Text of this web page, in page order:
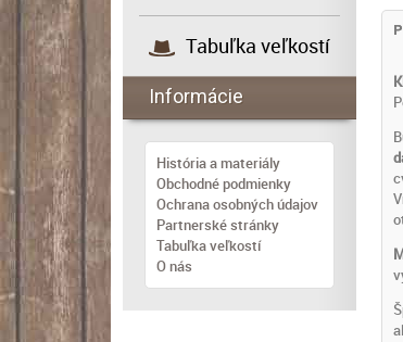
Tabuľka veľkostí
Informácie
História a materiály
Obchodné podmienky
Ochrana osobných údajov
Partnerské stránky
Tabuľka veľkostí
O nás